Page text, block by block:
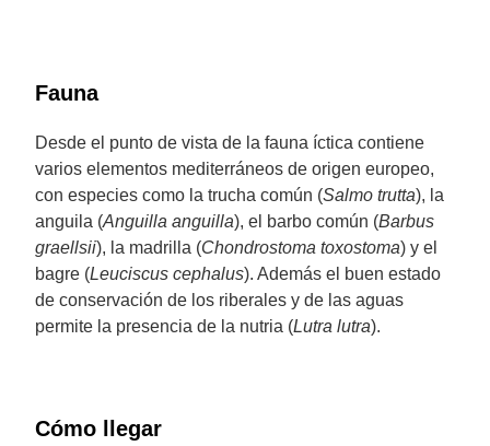
Fauna
Desde el punto de vista de la fauna íctica contiene
varios elementos mediterráneos de origen europeo,
con especies como la trucha común (Salmo trutta), la
anguila (Anguilla anguilla), el barbo común (Barbus
graellsii), la madrilla (Chondrostoma toxostoma) y el
bagre (Leuciscus cephalus). Además el buen estado
de conservación de los riberales y de las aguas
permite la presencia de la nutria (Lutra lutra).
Cómo llegar